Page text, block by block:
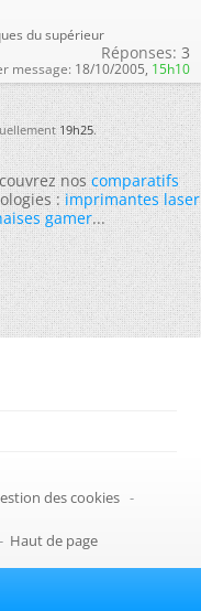
du supérieur
Réponses: 3
message: 18/10/2005, 15h10
19h25.
noscomparatifs
:imprimantes laser
gamer...
des cookies -
- Haut de page